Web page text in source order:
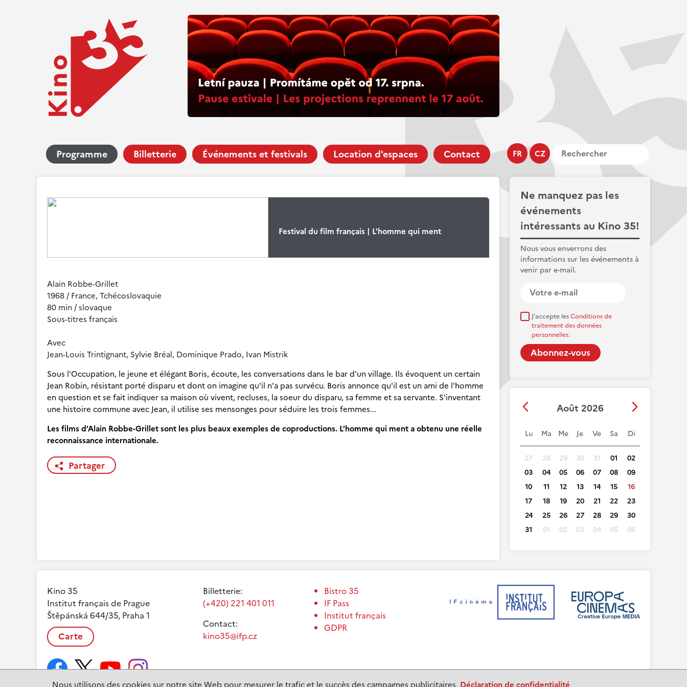
FR CZ
Programme Billetterie Événements et festivals Location d'espaces Contact
Ne manquez pas les
événements
intéressants au Kino 35!
Nous vous enverrons des
informations sur les événements à
venir par e-mail.
J'accepte lesConditions de
traitement des données
personnelles.
Août 2026
Lu Ma Me Je Ve Sa Di
27 28 29 30 31 01
02
03
04 05 06 07 08
09
10
11 12 13 14 15
16
17
18 19 20 21 22
23
24
25 26 27 28 29
30
31
01 02 03 04 05 06
Festival du film français | L'homme qui ment
Alain Robbe-Grillet
1968 / France, Tchécoslovaquie
80 min / slovaque
Sous-titres français
Avec
Jean-Louis Trintignant, Sylvie Bréal, Dominique Prado, Ivan Mistrik
Sous l'Occupation, le jeune et élégant Boris, écoute, les conversations dans le bar d'un village. Ils évoquent un certain
Jean Robin, résistant porté disparu et dont on imagine qu'il n'a pas survécu. Boris annonce qu'il est un ami de l'homme
en question et se fait indiquer sa maison où vivent, recluses, la soeur du disparu, sa femme et sa servante. S'inventant
une histoire commune avec Jean, il utilise ses mensonges pour séduire les trois femmes...
Les films d’Alain Robbe-Grillet sont les plus beaux exemples de coproductions. L’homme qui ment a obtenu une réelle
reconnaissance internationale.
Partager
Kino 35
Institut français de Prague
Štěpánská 644/35, Praha 1
Carte
Billetterie:
(+420) 221 401 011
Contact:
kino35@ifp.cz
Bistro 35
IF Pass
Institut français
GDPR